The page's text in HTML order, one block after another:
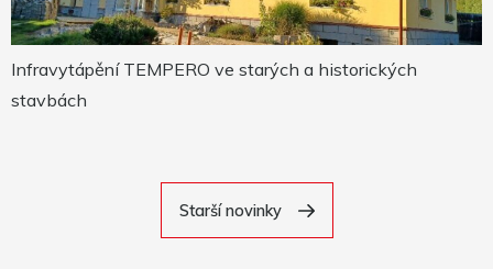
Infravytápění TEMPERO ve starých a historických
stavbách
Starší novinky